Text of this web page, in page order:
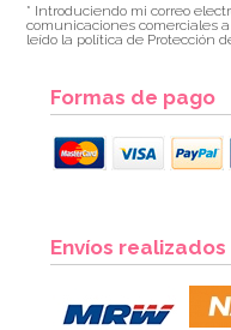
* Introduciendo mi correo
comunicaciones comerciales
leído la política de Protección
Formas de pago
Envíos realizados